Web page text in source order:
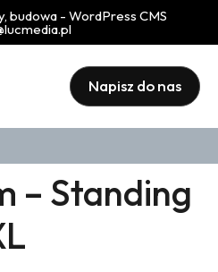
budowa - WordPress CMS
Napisz do nas
– Standing